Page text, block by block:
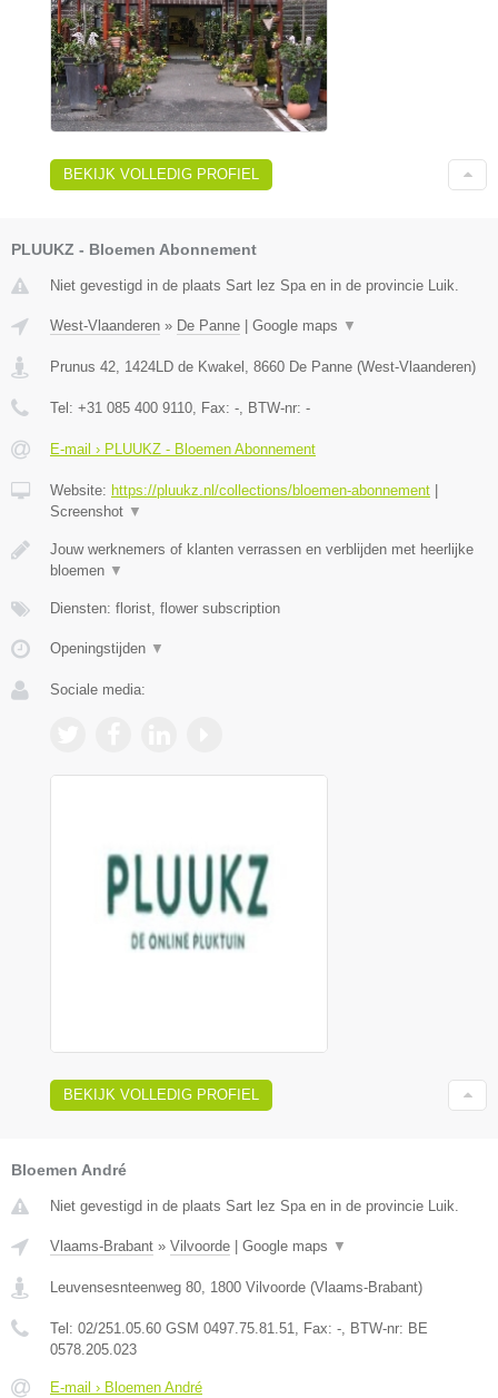
BEKIJK VOLLEDIG PROFIEL
PLUUKZ - Bloemen Abonnement
Niet gevestigd in de plaats Sart lez Spa en in de provincie Luik.
West-Vlaanderen » De Panne Google maps ▼
Prunus 42, 1424LD de Kwakel , 8660 De Panne (West-Vlaanderen)
Tel: +31 085 400 9110, Fax: -, BTW-nr: -
E-mail › PLUUKZ - Bloemen Abonnement
Website: https://pluukz.nl/collections/bloemen-abonnement
Screenshot ▼
Jouw werknemers of klanten verrassen en verblijden met heerlijke
bloemen ▼
Diensten: florist, flower subscription
Openingstijden ▼
Sociale media:
BEKIJK VOLLEDIG PROFIEL
Bloemen André
Niet gevestigd in de plaats Sart lez Spa en in de provincie Luik.
Vlaams-Brabant » Vilvoorde Google maps ▼
Leuvensesnteenweg 80, 1800 Vilvoorde (Vlaams-Brabant)
Tel: 02/251.05.60 GSM 0497.75.81.51, Fax: -, BTW-nr: BE
0578.205.023
E-mail › Bloemen André